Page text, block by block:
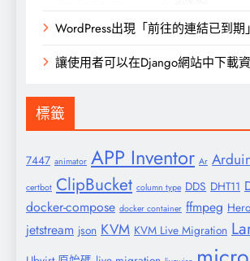
WordPress出現「前往的連結已到
讓使用者可以在Django網站中下載
標籤
7447 animator APP Inventor Ar
certbot ClipBucket column type DDS DHT11
docker-compose docker container ffmpeg
jetstream json KVM KVM Live Migration